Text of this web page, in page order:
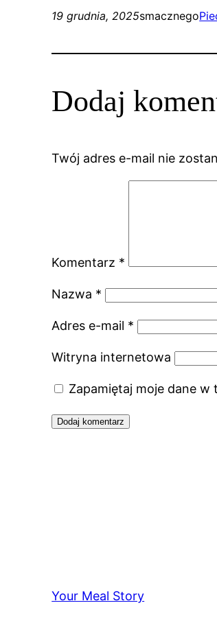
19 grudnia, 2025smacznego
Dodaj
Twój adres e-mail nie
Komentarz *
Nazwa *
Adres e-mail *
Witryna internetowa
Zapamiętaj moje dane
Your Meal Story